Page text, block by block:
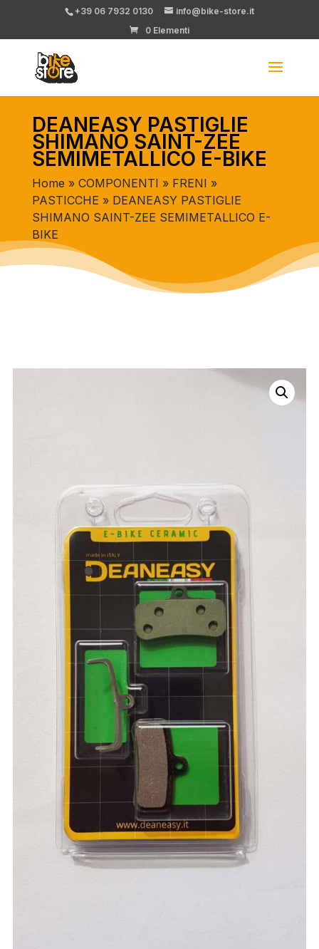
+39 06 7932 0130
info@bike-store.it
0 Elementi
DEANEASY PASTIGLIE
SHIMANO SAINT-ZEE
SEMIMETALLICO E-BIKE
Home » COMPONENTI » FRENI »
PASTICCHE » DEANEASY PASTIGLIE
SHIMANO SAINT-ZEE SEMIMETALLICO E-
BIKE